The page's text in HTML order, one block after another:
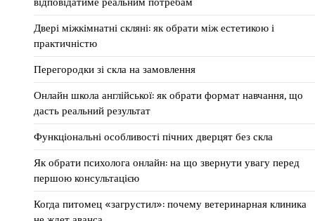
Двері міжкімнатні скляні: як обрати між естетикою і
практичністю
Перегородки зі скла на замовлення
Онлайн школа англійської: як обрати формат навчання, що
дасть реальний результат
Функціональні особливості пічних дверцят без скла
Як обрати психолога онлайн: на що звернути увагу перед
першою консультацією
Когда питомец «загрустил»: почему ветеринарная клиника